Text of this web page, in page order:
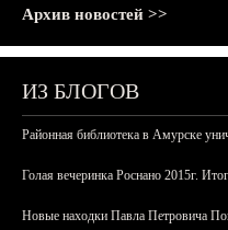
Архив новостей >>
ИЗ БЛОГОВ
Районная библиотека в Амурске
Голая вечеринка Роснано 2015г.
Новые находки Павла Петровича